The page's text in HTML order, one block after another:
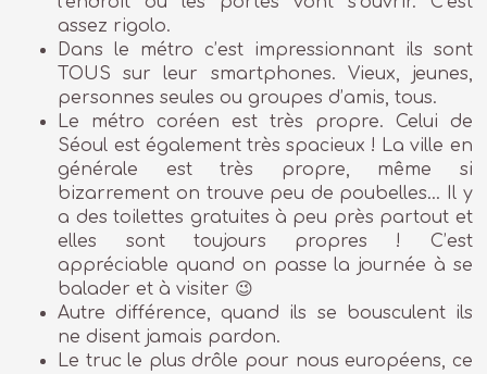
assez rigolo.
Dans le métro c’est impressionnant ils sont
TOUS sur leur smartphones. Vieux, jeunes,
personnes seules ou groupes d’amis, tous.
Le métro coréen est très propre. Celui de
Séoul est également très spacieux ! La ville en
générale est très propre, même si
bizarrement on trouve peu de poubelles… Il y
a des toilettes gratuites à peu près partout et
elles sont toujours propres ! C’est
appréciable quand on passe la journée à se
balader et à visiter 😉
Autre différence, quand ils se bousculent ils
ne disent jamais pardon.
Le truc le plus drôle pour nous européens, ce